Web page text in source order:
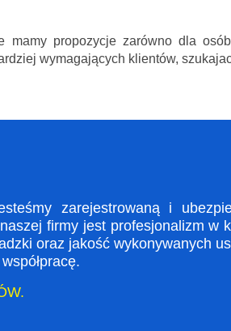
mamy propozycje zarówno dla
wymagających klientów,
zarejestrowaną i
firmy jest profesjonalizm w
oraz jakość wykonywanych